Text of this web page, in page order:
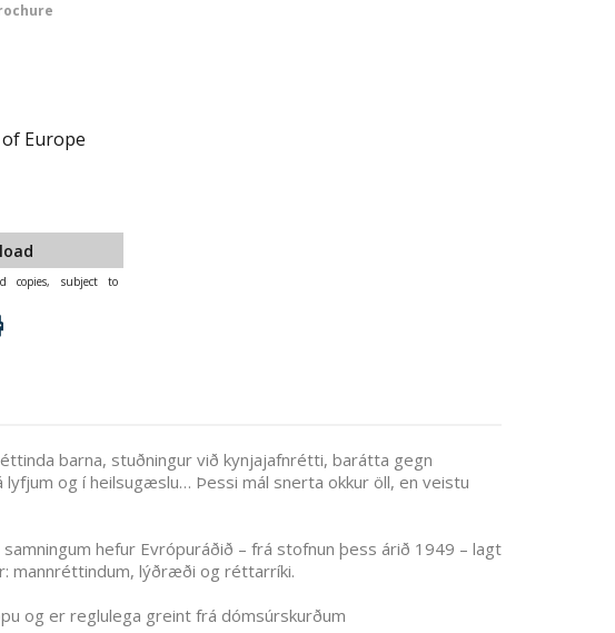
Europe
copies, subject to
barna, stuðningur við kynjajafnrétti, barátta gegn
og í heilsugæslu… Þessi mál snerta okkur öll, en veistu
hefur Evrópuráðið – frá stofnun þess árið 1949 – lagt
mannréttindum, lýðræði og réttarríki.
og er reglulega greint frá dómsúrskurðum